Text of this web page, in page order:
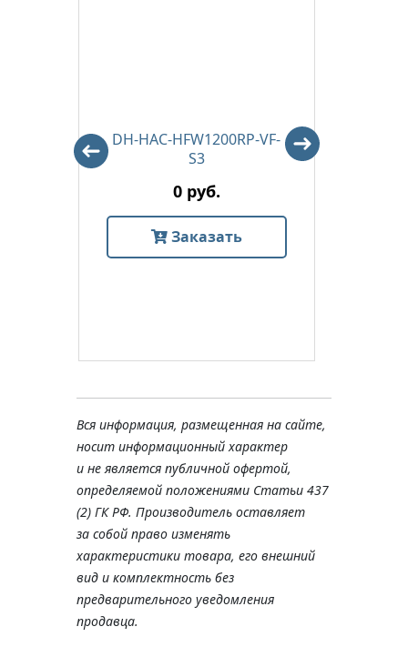
DH-HAC-HFW1200RP-VF-
S3
0 руб.
Заказать
Вся информация, размещенная на сайте,
носит информационный характер
и не является публичной офертой,
определяемой положениями Статьи 437
(2) ГК РФ. Производитель оставляет
за собой право изменять
характеристики товара, его внешний
вид и комплектность без
предварительного уведомления
продавца.